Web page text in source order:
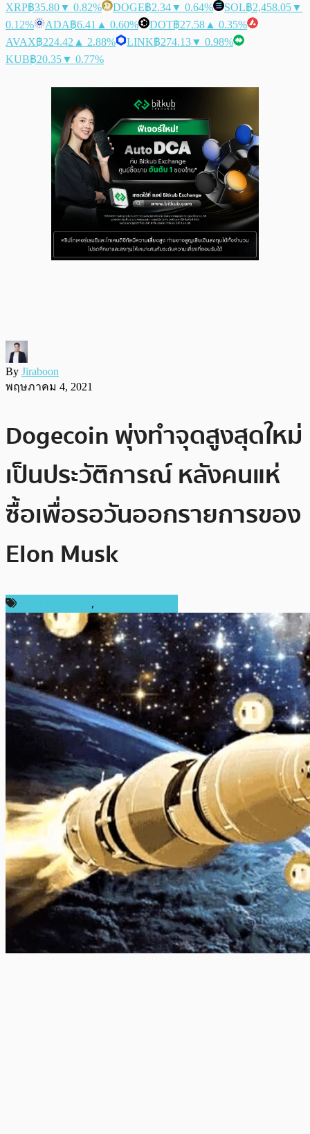
XRP฿35.80▼ 0.82% DOGE฿2.34▼ 0.64% SOL฿2,458.05▼
0.12%
ADA฿6.41 ▲ 0.60% DOT฿27.58 ▲ 0.35%
AVAX฿224.42 ▲ 2.88% LINK฿274.13▼ 0.98%
KUB฿20.35▼ 0.77%
By Jiraboon
พฤษภาคม 4, 2021
Dogecoin พุ่งทำจุดสูงสุดใหม่
เป็นประวัติการณ์ หลังคนแห่
ซื้อเพื่อรอวันออกรายการของ
Elon Musk
,